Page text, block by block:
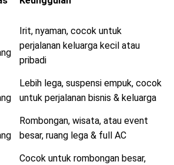
Irit, nyaman, cocok untuk
perjalanan keluarga kecil atau
pribadi
Lebih lega, suspensi empuk, cocok
untuk perjalanan bisnis & keluarga
Rombongan, wisata, atau event
besar, ruang lega & full AC
Cocok untuk rombongan besar,